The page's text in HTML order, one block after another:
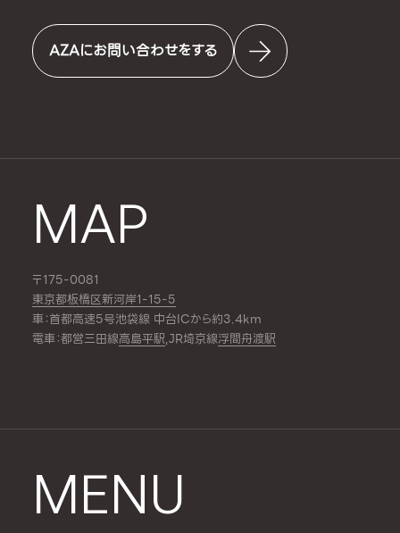
AZAにお問い合わせをする
MAP
〒175-0081
東京都板橋区新河岸1-15-5
車：首都高速5号池袋線 中台ICから約3.4km
電車：都営三田線高島平駅,JR埼京線浮間舟渡駅
MENU